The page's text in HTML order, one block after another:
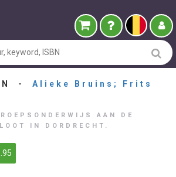
- Alieke Bruins; Frits
AAN DE
IN DORDRECHT.